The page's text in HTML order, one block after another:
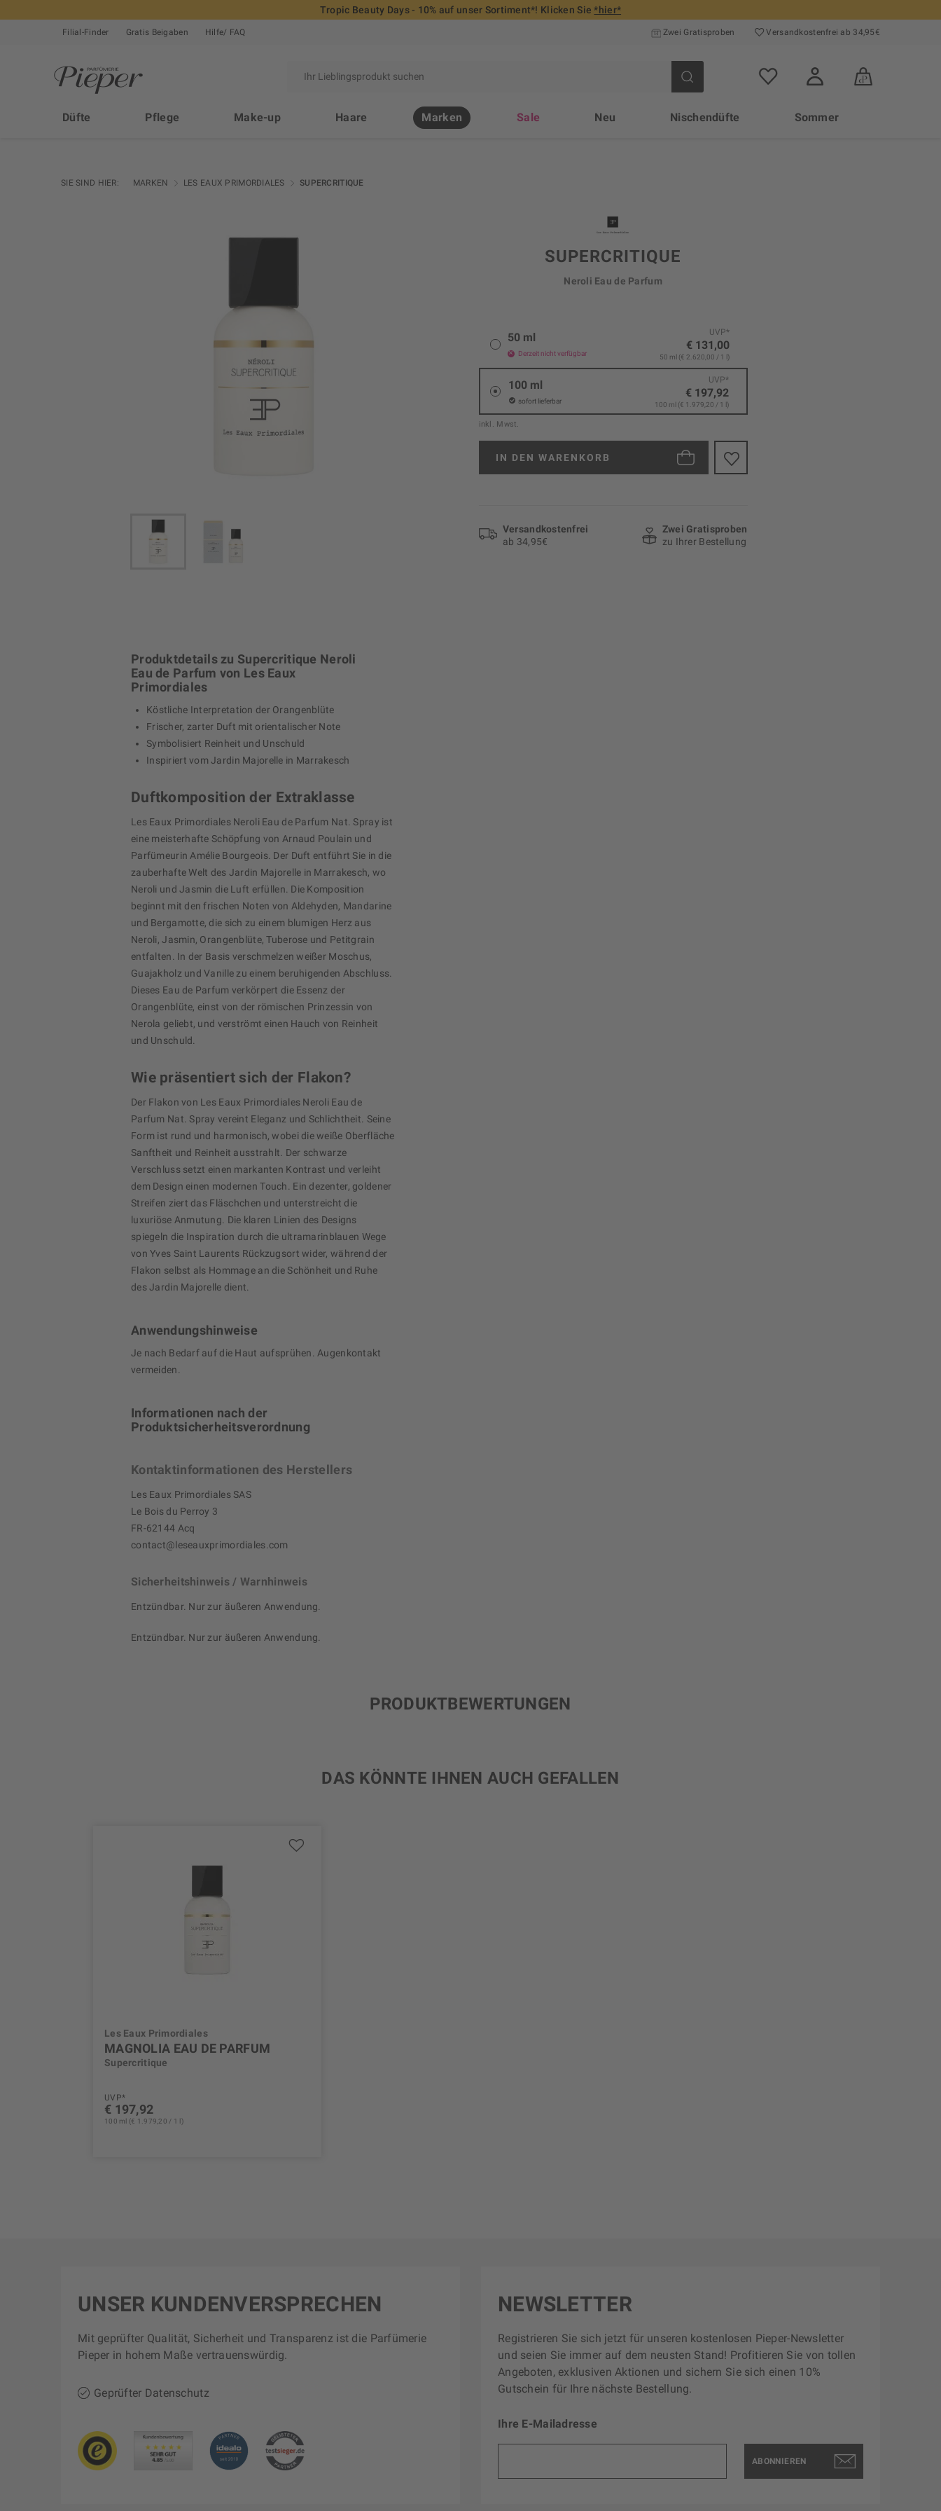
Tropic Beauty Days - 10% auf unser Sortiment*! Klicken Sie*hier*
Filial-Finder Gratis Beigaben Hilfe/ FAQ Zwei Gratisproben Versand­kosten­frei ab 34,95€
Düfte Pflege Make-up Haare Marken Sale Neu Nischendüfte Sommer
SIE SIND HIER: MARKEN LES EAUX PRIMORDIALES SUPERCRITIQUE
SUPERCRITIQUE
Neroli Eau de Parfum
50 ml
Derzeit nicht verfügbar
UVP*
€ 131,00
50 ml (€ 2.620,00 / 1 l)
100 ml
sofort lieferbar
UVP*
€ 197,92
100 ml (€ 1.979,20 / 1 l)
inkl. Mwst.
IN DEN WARENKORB
Versand­kosten­frei
ab 34,95€
Zwei Gratisproben
zu Ihrer Bestellung
Produktdetails zu Supercritique Neroli
Eau de Parfum von Les Eaux
Primordiales
Köstliche Interpretation der Orangenblüte
Frischer, zarter Duft mit orientalischer Note
Symbolisiert Reinheit und Unschuld
Inspiriert vom Jardin Majorelle in Marrakesch
Duftkomposition der Extraklasse
Les Eaux Primordiales Neroli Eau de Parfum Nat. Spray ist
eine meisterhafte Schöpfung von Arnaud Poulain und
Parfümeurin Amélie Bourgeois. Der Duft entführt Sie in die
zauberhafte Welt des Jardin Majorelle in Marrakesch, wo
Neroli und Jasmin die Luft erfüllen. Die Komposition
beginnt mit den frischen Noten von Aldehyden, Mandarine
und Bergamotte, die sich zu einem blumigen Herz aus
Neroli, Jasmin, Orangenblüte, Tuberose und Petitgrain
entfalten. In der Basis verschmelzen weißer Moschus,
Guajakholz und Vanille zu einem beruhigenden Abschluss.
Dieses Eau de Parfum verkörpert die Essenz der
Orangenblüte, einst von der römischen Prinzessin von
Nerola geliebt, und verströmt einen Hauch von Reinheit
und Unschuld.
Wie präsentiert sich der Flakon?
Der Flakon von Les Eaux Primordiales Neroli Eau de
Parfum Nat. Spray vereint Eleganz und Schlichtheit. Seine
Form ist rund und harmonisch, wobei die weiße Oberfläche
Sanftheit und Reinheit ausstrahlt. Der schwarze
Verschluss setzt einen markanten Kontrast und verleiht
dem Design einen modernen Touch. Ein dezenter, goldener
Streifen ziert das Fläschchen und unterstreicht die
luxuriöse Anmutung. Die klaren Linien des Designs
spiegeln die Inspiration durch die ultramarinblauen Wege
von Yves Saint Laurents Rückzugsort wider, während der
Flakon selbst als Hommage an die Schönheit und Ruhe
des Jardin Majorelle dient.
Anwendungshinweise
Je nach Bedarf auf die Haut aufsprühen. Augenkontakt
vermeiden.
Informationen nach der
Produktsicherheitsverordnung
Kontaktinformationen des Herstellers
Les Eaux Primordiales SAS
Le Bois du Perroy 3
FR-62144 Acq
contact@leseauxprimordiales.com
Sicherheitshinweis / Warnhinweis
Entzündbar. Nur zur äußeren Anwendung.
Entzündbar. Nur zur äußeren Anwendung.
PRODUKTBEWERTUNGEN
DAS KÖNNTE IHNEN AUCH GEFALLEN
Les Eaux Primordiales
MAGNOLIA EAU DE PARFUM
Supercritique
UVP*
€ 197,92
100 ml (€ 1.979,20 / 1 l)
NEWSLETTER
Registrieren Sie sich jetzt für unseren kostenlosen Pieper-Newsletter
und seien Sie immer auf dem neusten Stand! Profitieren Sie von tollen
Angeboten, exklusiven Aktionen und sichern Sie sich einen 10%
Gutschein für Ihre nächste Bestellung.
Ihre E-Mailadresse
ABONNIEREN
UNSER KUNDENVERSPRECHEN
Mit geprüfter Qualität, Sicherheit und Transparenz ist die Parfümerie
Pieper in hohem Maße vertrauenswürdig.
Geprüfter Datenschutz